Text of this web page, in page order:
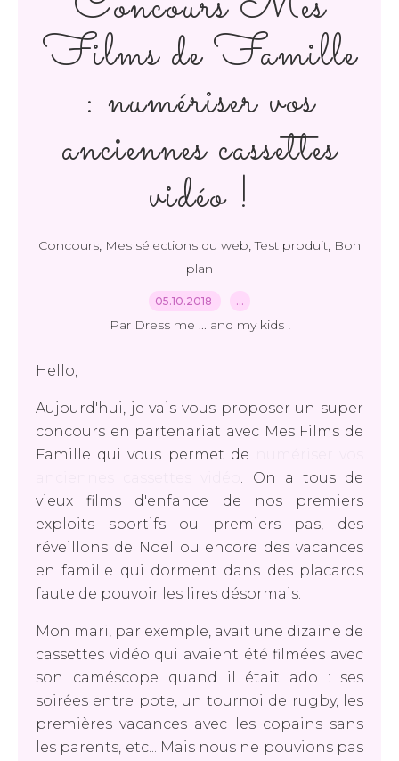
Films de Famille
: numériser vos
anciennes cassettes
vidéo !
Concours, Mes sélections du web,Test produit, Bon
plan
05.10.2018 …
Par Dress me ... and my kids !
Hello,
Aujourd'hui, je vais vous proposer un super
concours en partenariat avec Mes Films de
Famille qui vous permet de
. On a tous de
vieux films d'enfance de nos premiers
exploits sportifs ou premiers pas, des
réveillons de Noël ou encore des vacances
en famille qui dorment dans des placards
faute de pouvoir les lires désormais.
Mon mari, par exemple, avait une dizaine de
cassettes vidéo qui avaient été filmées avec
son caméscope quand il était ado : ses
soirées entre pote, un tournoi de rugby, les
premières vacances avec les copains sans
les parents, etc... Mais nous ne pouvions pas